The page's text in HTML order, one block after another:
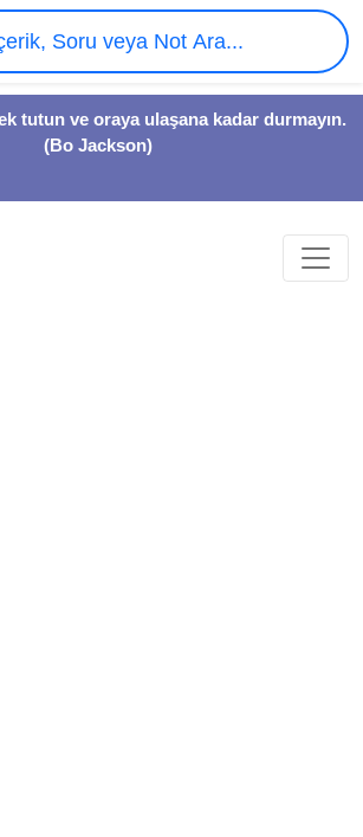
tutun ve oraya ulaşana kadar durmayın.
(Bo Jackson)
Soru veya Not Ara...